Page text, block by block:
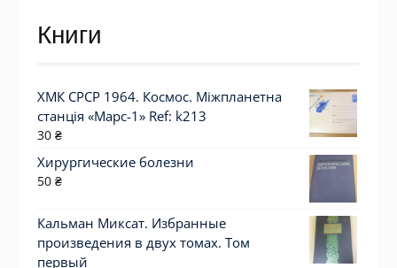
Книги
ХМК СРСР 1964. Космос. Міжпланетна
станція «Марс-1» Ref: k213
30 ₴
Хирургические болезни
50 ₴
Кальман Миксат. Избранные
произведения в двух томах. Том
первый